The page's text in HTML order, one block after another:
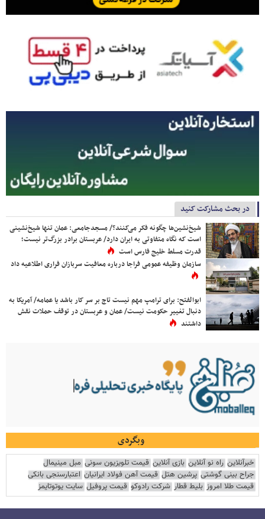
در بحث مشارکت کنید
شیخ‌نشین‌ها چگونه فکر می‌کنند؟/ مسجدجامعی: عمان تنها شیخ‌نشینی
است که نگاه متفاوتی به ایران دارد/ عربستان برادر بزرگ‌تر نیست؛
قدرت مسلط خلیج فارس است
سازمان وظیفه عمومی فراجا درباره معافیت سربازان فراری اطلاعیه داد
ابوالفتح: برای ترامپ مهم نیست تاج بر سر کار باشد یا عمامه/ آمریکا به
دنبال تغییر حکومت نیست/ عمان و عربستان در توقف حملات نقش
داشتند
وبگردی
خبرآنلاین راه نو آنلاین بازی آنلاین قیمت تلویزیون سونی مبل مینیمال
جراح بینی گوشتی پرشین هتل قیمت آهن فولاد ایرانیان اعتبارسنجی بانکی
قیمت طلا امروز بلیط قطار شرکت رادوکو قیمت پروفیل سایت یوتوتایمز